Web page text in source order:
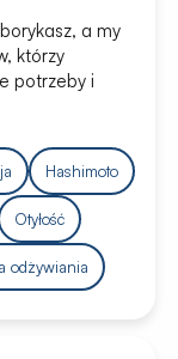
a my
którzy
potrzeby i
Hashimoto
Otyłość
odżywiania